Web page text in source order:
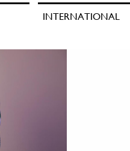
INTERNATIONAL